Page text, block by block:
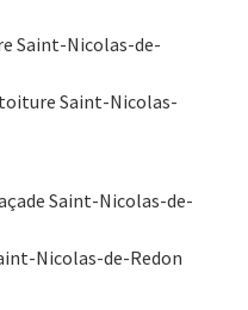
Saint-Nicolas-de-
Saint-Nicolas-
Saint-Nicolas-de-
Nicolas-de-Redon